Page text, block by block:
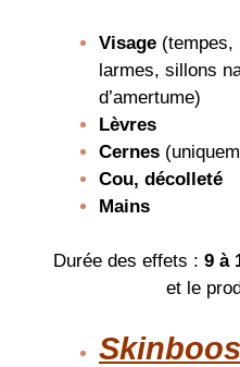
Visage (tempes,
larmes, sillons
d’amertume)
Lèvres
Cernes
Cou, décolleté
Mains
Durée des effets : 9 à
et le